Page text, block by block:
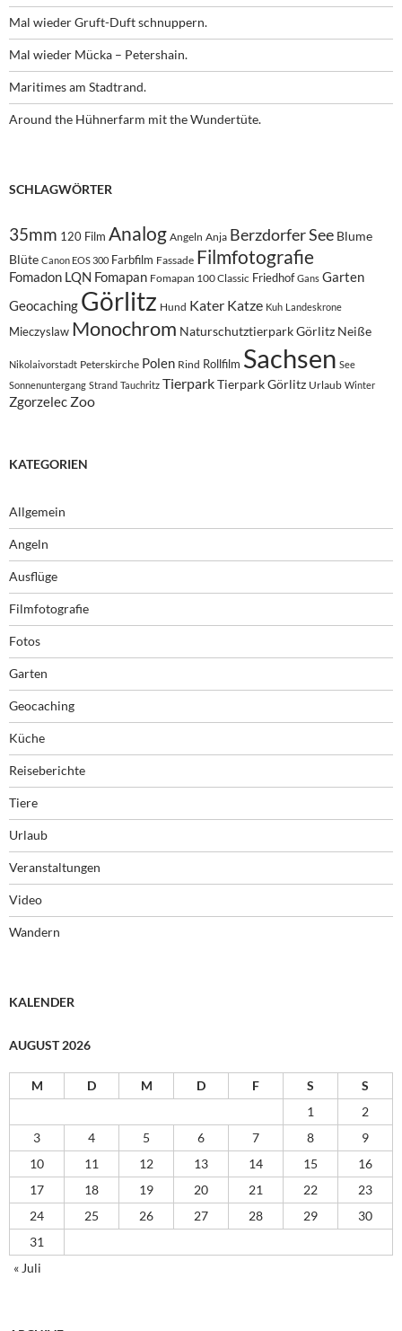
Mal wieder Gruft-Duft schnuppern.
Mal wieder Mücka – Petershain.
Maritimes am Stadtrand.
Around the Hühnerfarm mit the Wundertüte.
SCHLAGWÖRTER
35mm 120 Film Analog Angeln Anja Berzdorfer See Blume
Blüte Canon EOS 300 Farbfilm Fassade Filmfotografie
Fomadon LQN Fomapan Fomapan 100 Classic Friedhof Gans Garten
Geocaching Görlitz Hund Kater Katze Kuh Landeskrone
Mieczyslaw Monochrom Naturschutztierpark Görlitz Neiße
Nikolaivorstadt Peterskirche Polen Rind Rollfilm Sachsen See
Sonnenuntergang Strand Tauchritz TierparkTierpark Görlitz Urlaub Winter
Zgorzelec Zoo
KATEGORIEN
Allgemein
Angeln
Ausflüge
Filmfotografie
Fotos
Garten
Geocaching
Küche
Reiseberichte
Tiere
Urlaub
Veranstaltungen
Video
Wandern
KALENDER
AUGUST 2026
M D M D F S
S
1
2
3
4 5 6 7 8
9
10
11 12 13 14 15
16
17
18 19 20 21 22
23
24
25 26 27 28 29
30
31
« Juli